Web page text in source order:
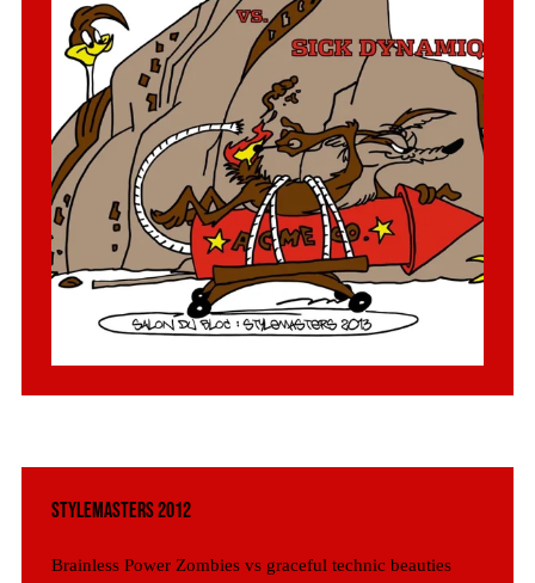
Stylemasters 2012
Brainless Power Zombies vs graceful technic beauties